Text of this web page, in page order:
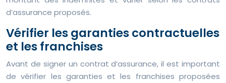
d’assurance proposés.
Vérifier les garanties contractuelles
et les franchises
Avant de signer un contrat d’assurance, il est important
de vérifier les garanties et les franchises proposées